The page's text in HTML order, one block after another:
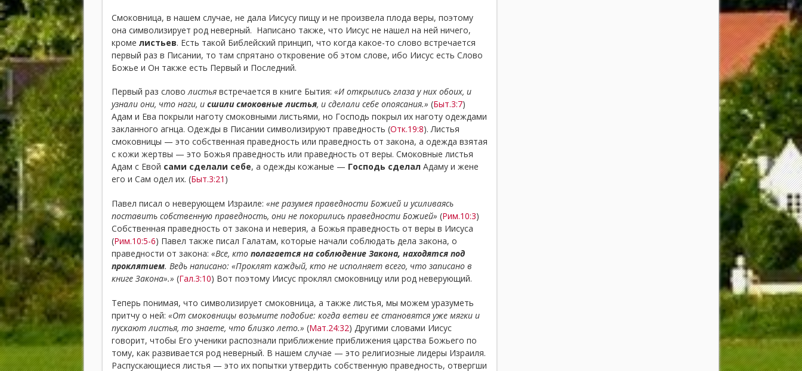
Смоковница, в нашем случае, не дала Иисусу пищу и не произвела плода веры, поэтому
она символизирует род неверный. Написано также, что Иисус не нашел на ней ничего,
кроме листьев. Есть такой Библейский принцип, что когда какое-то слово встречается
первый раз в Писании, то там спрятано откровение об этом слове, ибо Иисус есть Слово
Божье и Он также есть Первый и Последний.
Первый раз словолистья встречается в книге Бытия: «И открылись глаза у них обоих, и
узнали они, что наги, и сшили смоковные листья, и сделали себе опоясания.» (Быт.3:7)
Адам и Ева покрыли наготу смоковными листьями, но Господь покрыл их наготу одеждами
закланного агнца. Одежды в Писании символизируют праведность (Отк.19:8). Листья
смоковницы — это собственная праведность или праведность от закона, а одежда взятая
с кожи жертвы — это Божья праведность или праведность от веры. Смоковные листья
Адам с Евой сами сделали себе, а одежды кожаные — Господь сделал Адаму и жене
его и Сам одел их. (Быт.3:21 )
Павел писал о неверующем Израиле: «не разумея праведности Божией и усиливаясь
поставить собственную праведность, они не покорились праведности Божией» (Рим.10:3)
Собственная праведность от закона и неверия, а Божья праведность от веры в Иисуса
(Рим.10:5-6) Павел также писал Галатам, которые начали соблюдать дела закона, о
праведности от закона: «Все, кто полагается на соблюдение Закона, находятся под
проклятием. Ведь написано: «Проклят каждый, кто не исполняет всего, что записано в
книге Закона».» (Гал.3:10) Вот поэтому Иисус проклял смоковницу или род неверующий.
Теперь понимая, что символизирует смоковница, а также листья, мы можем уразуметь
притчу о ней: «От смоковницы возьмите подобие: когда ветви ее становятся уже мягки и
пускают листья, то знаете, что близко лето.» (Мат.24:32) Другими словами Иисус
говорит, чтобы Его ученики распознали приближение приближения царства Божьего по
тому, как развивается род неверный. В нашем случае — это религиозные лидеры Израиля.
Распускающиеся листья — это их попытки утвердить собственную праведность, отвергши